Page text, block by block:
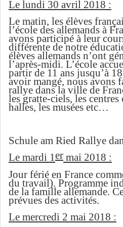
Le lundi 30 avril 2018 :
Le matin, les élèves
l’école des allemands à
avons participé à leur
différente de notre
élèves allemands n’ont
l’après-midi. L’école
partir de 11 ans jusqu’à
avoir mangé, nous avons
rallye dans la ville de
les gratte-ciels, les
halles, les musées etc…
Schule am Ried Rallye
Le mardi 1er mai 2018 :
Jour férié en France
du travail). Programme
de la famille allemande.
prévues des activités.
Le mercredi 2 mai 2018 :